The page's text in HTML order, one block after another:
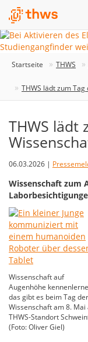
Startseite THWS
THWS lädt zum
THWS lädt
06.03.2026 |
Wissenschaft zum
Wissenschaft auf
Augenhöhe
das gibt es beim Tag der
Wissenschaft am 8. Mai
THWS-Standort
(Foto: Oliver Giel)